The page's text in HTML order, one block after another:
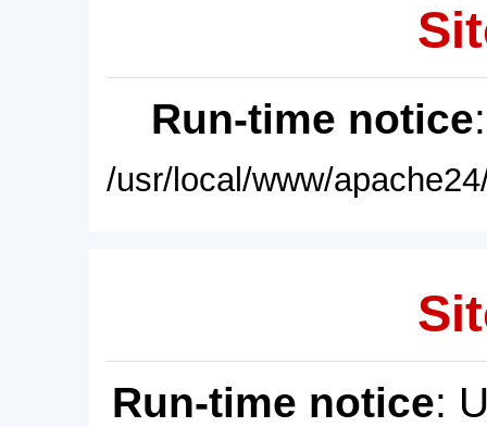
Run-time notice
/usr/local/www/
Run-time notice: